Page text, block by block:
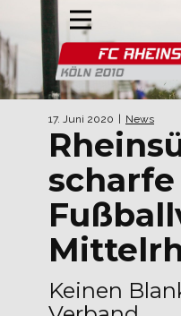
17. Juni 2020 News
Keinen